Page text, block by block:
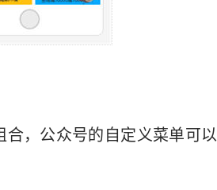
，公众号的自定义菜单可以